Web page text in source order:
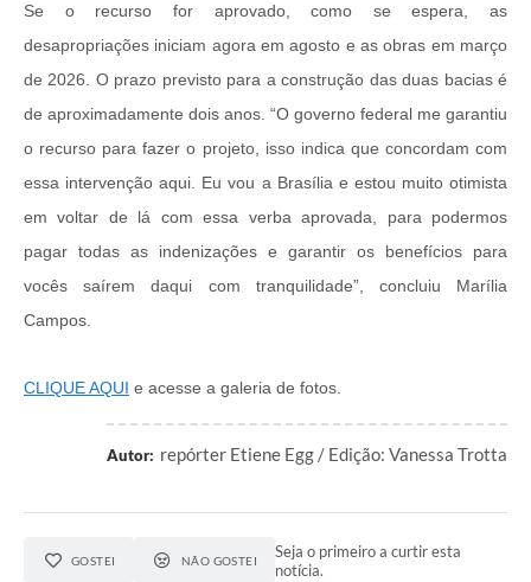
Se o recurso for aprovado, como se espera, as
desapropriações iniciam agora em agosto e as obras em março
de 2026. O prazo previsto para a construção das duas bacias é
de aproximadamente dois anos. “O governo federal me garantiu
o recurso para fazer o projeto, isso indica que concordam com
essa intervenção aqui. Eu vou a Brasília e estou muito otimista
em voltar de lá com essa verba aprovada, para podermos
pagar todas as indenizações e garantir os benefícios para
vocês saírem daqui com tranquilidade”, concluiu Marília
Campos.
CLIQUE AQUI e acesse a galeria de fotos.
Autor: repórter Etiene Egg / Edição: Vanessa Trotta
GOSTEI NÃO GOSTEI
Seja o primeiro a curtir esta
notícia.